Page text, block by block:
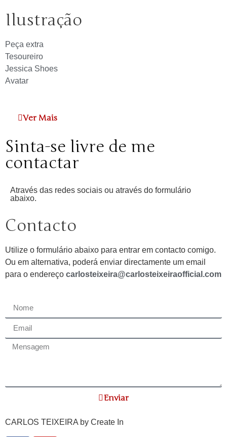
Ilustração
Peça extra
Tesoureiro
Jessica Shoes
Avatar
Ver Mais
Sinta-se livre de me
contactar
Através das redes sociais ou através do formulário
abaixo.
Contacto
Utilize o formulário abaixo para entrar em contacto comigo.
Ou em alternativa, poderá enviar directamente um email
para o endereço carlosteixeira@carlosteixeiraofficial.com
Enviar
CARLOS TEIXEIRA by Create In